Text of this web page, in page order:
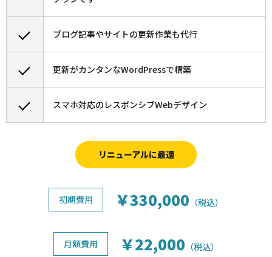
ブログ記事やサイトの更新作業も代行
更新がカンタンなWordPressで構築
スマホ対応のレスポンシブWebデザイン
リニューアルに最適
初期費用 ￥330,000 （税込）
月額費用 ￥22,000 （税込）